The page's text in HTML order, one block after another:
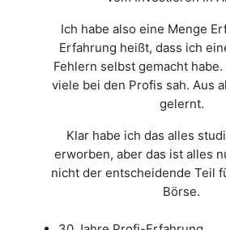
Ich habe also eine Menge
Erfahrung heißt, dass ich
Fehlern selbst gemacht
viele bei den Profis sah. Aus
gelernt.
Klar habe ich das alles
erworben, aber das ist alles
nicht der entscheidende Teil
Börse.